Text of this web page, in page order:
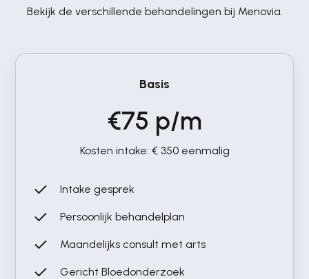
Bekijk de verschillende behandelingen bij Menovia.
Basis
€75 p/m
Kosten intake: € 350 eenmalig
Intake gesprek
Persoonlijk behandelplan
Maandelijks consult met arts
Gericht Bloedonderzoek